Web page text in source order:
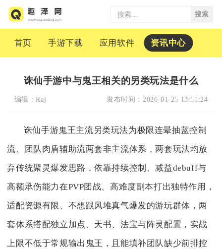
搜索
首页 手游下载 应用软件 资讯中心
诛仙手游中与鬼王相关的另类玩法是什么
编辑：Raj 发布时间： 2026-01-25 13:51:24
诛仙手游鬼王主流另类玩法为极限连晕抽蓝控制
流、团队肉盾辅助流两套非主流体系，两套玩法均放
弃传统聚灵爆发思路，依靠持续控制、减益debuff与
高额承伤能力在PVP团战、高难度副本打出独特作用，
适配资源有限、不想跟风堆真气爆发的游玩群体，两
套体系搭配独立加点、天书、法宝与阵灵配置，实战
上限不低于常规输出鬼王，且能填补团队缺少前排控